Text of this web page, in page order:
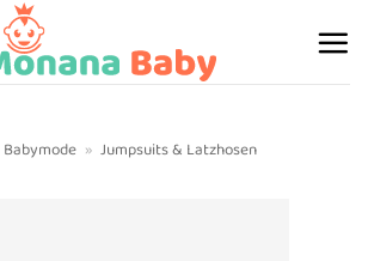
Babymode » Jumpsuits & Latzhosen